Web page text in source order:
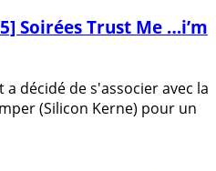
Soirées Trust Me …i’m
décidé de s'associer avec la
(Silicon Kerne) pour un